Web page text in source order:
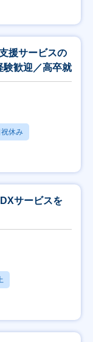
援サービスの
験歓迎／高卒就
休み
サービスを